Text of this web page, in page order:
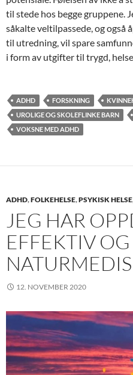
til stede hos begge gruppene.
såkalte veltilpassede, og også
til utredning, vil spare
i form av utgifter til trygd,
ADHD FORSKNING
UROLIGE OG SKOLEFLINKE BARN
VOKSNE MED ADHD
ADHD,FOLKEHELSE,PSYKISK HELSE
JEG HAR
EFFEKTIV
12. NOVEMBER 2020